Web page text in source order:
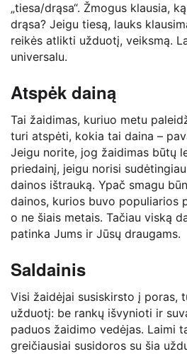
„tiesa/drąsa“. Žmogus klausia,
drąsa? Jeigu tiesą, lauks
reikės atlikti užduotį, veiksmą.
universalu.
Atspėk dainą
Tai žaidimas, kuriuo metu
turi atspėti, kokia tai daina –
Jeigu norite, jog žaidimas būtų
priedainį, jeigu norisi
dainos ištrauką. Ypač smagu
dainos, kurios buvo populiarios
o ne šiais metais. Tačiau viską
patinka Jums ir Jūsų draugams.
Saldainis
Visi žaidėjai susiskirsto į poras,
užduotį: be rankų išvynioti ir
paduos žaidimo vedėjas. Laimi
greičiausiai susidoros su šia